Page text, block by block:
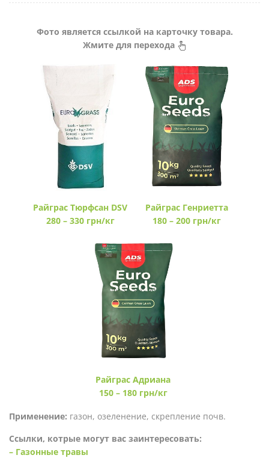
Фото является ссылкой на карточку товара.
Жмите для перехода
Райграс Тюрфсан DSV
280 – 330 грн/кг
Райграс Генриетта
180 – 200 грн/кг
Райграс Адриана
150 – 180 грн/кг
Применение: газон, озеленение, скрепление почв.
Ссылки, котрые могут вас заинтересовать:
– Газонные травы